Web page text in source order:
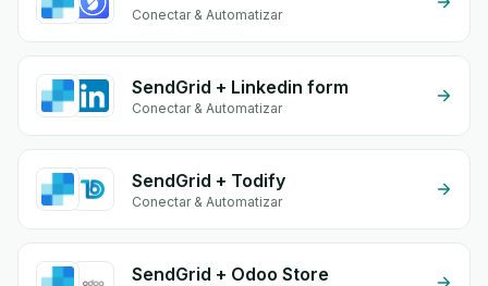
Conectar & Automatizar
SendGrid + Linkedin form
Conectar & Automatizar
SendGrid + Todify
Conectar & Automatizar
SendGrid + Odoo Store